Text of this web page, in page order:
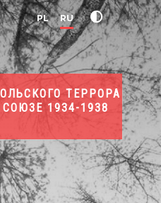
PL RU
ТЕРРОРА
1934-1938